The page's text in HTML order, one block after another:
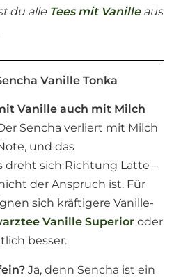
du alle Tees mit Vanilleaus
Vanille Tonka
Vanille auch mit Milch
Sencha verliert mit Milch
und das
dreht sich Richtung Latte –
der Anspruch ist. Für
sich kräftigere Vanille-
Vanille Superior oder
besser.
Ja, denn Sencha ist ein